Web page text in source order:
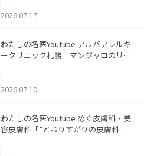
した。
2026.07.17
わたしの名医Youtube アルバアレルギ
ークリニック札幌「マンジャロのリア
た。
2026.07.10
わたしの名医Youtube めぐ皮膚科・美
容皮膚科「”とおりすがりの皮膚科